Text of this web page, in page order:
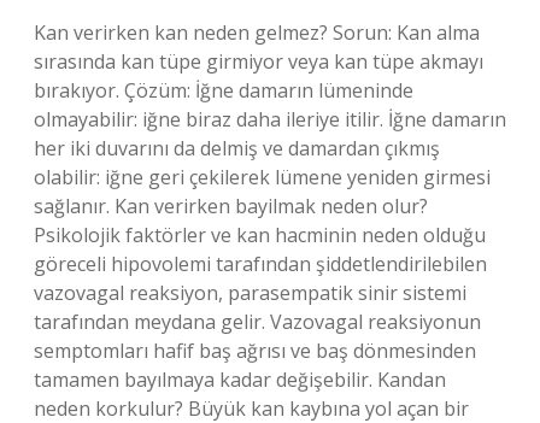
Kan verirken kan neden gelmez? Sorun: Kan alma
sırasında kan tüpe girmiyor veya kan tüpe akmayı
bırakıyor. Çözüm: İğne damarın lümeninde
olmayabilir: iğne biraz daha ileriye itilir. İğne damarın
her iki duvarını da delmiş ve damardan çıkmış
olabilir: iğne geri çekilerek lümene yeniden girmesi
sağlanır. Kan verirken bayilmak neden olur?
Psikolojik faktörler ve kan hacminin neden olduğu
göreceli hipovolemi tarafından şiddetlendirilebilen
vazovagal reaksiyon, parasempatik sinir sistemi
tarafından meydana gelir. Vazovagal reaksiyonun
semptomları hafif baş ağrısı ve baş dönmesinden
tamamen bayılmaya kadar değişebilir. Kandan
neden korkulur? Büyük kan kaybına yol açan bir